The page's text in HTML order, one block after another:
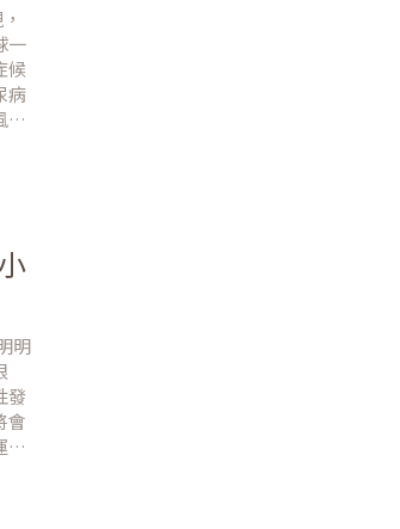
一
候
病
險
明
發
會
的